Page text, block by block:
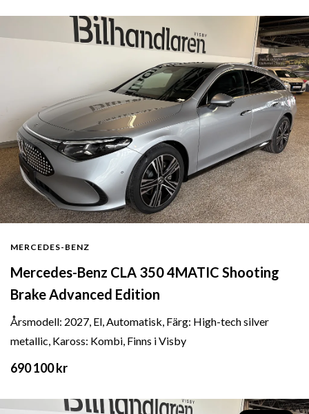
MERCEDES-BENZ
Mercedes-Benz CLA 350 4MATIC Shooting
Brake Advanced Edition
Årsmodell: 2027, El, Automatisk, Färg: High-tech silver
metallic, Kaross: Kombi, Finns i Visby
690 100 kr